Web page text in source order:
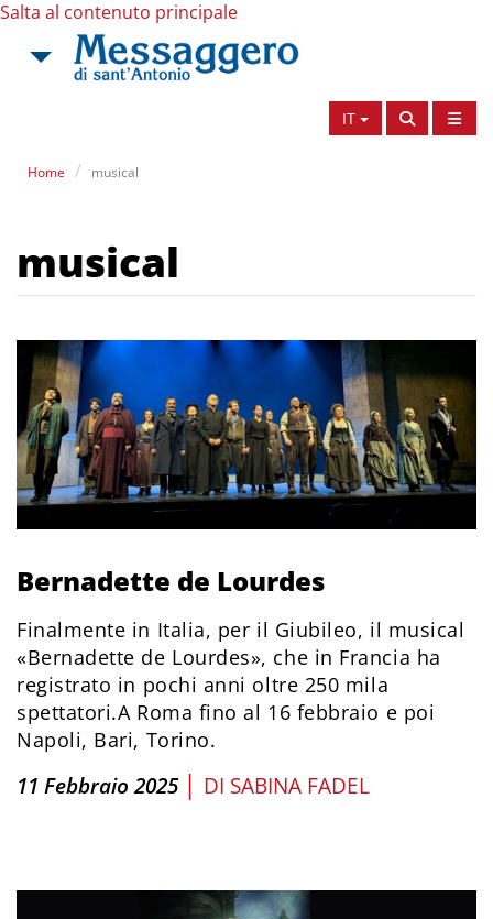
Salta al contenuto principale
IT
Home musical
musical
Bernadette de Lourdes
Finalmente in Italia, per il Giubileo, il musical
«Bernadette de Lourdes», che in Francia ha
registrato in pochi anni oltre 250 mila
spettatori.A Roma fino al 16 febbraio e poi
Napoli, Bari, Torino.
11 Febbraio 2025 | DI SABINA FADEL